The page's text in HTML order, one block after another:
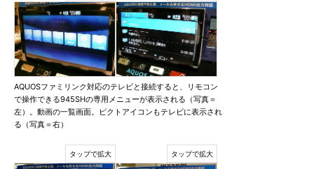
AQUOSファミリンク対応のテレビと接続すると、リモコン
で操作できる945SHの専用メニューが表示される（写真＝
左）。動画の一覧画面。ピクトアイコンもテレビに表示され
る（写真＝右）